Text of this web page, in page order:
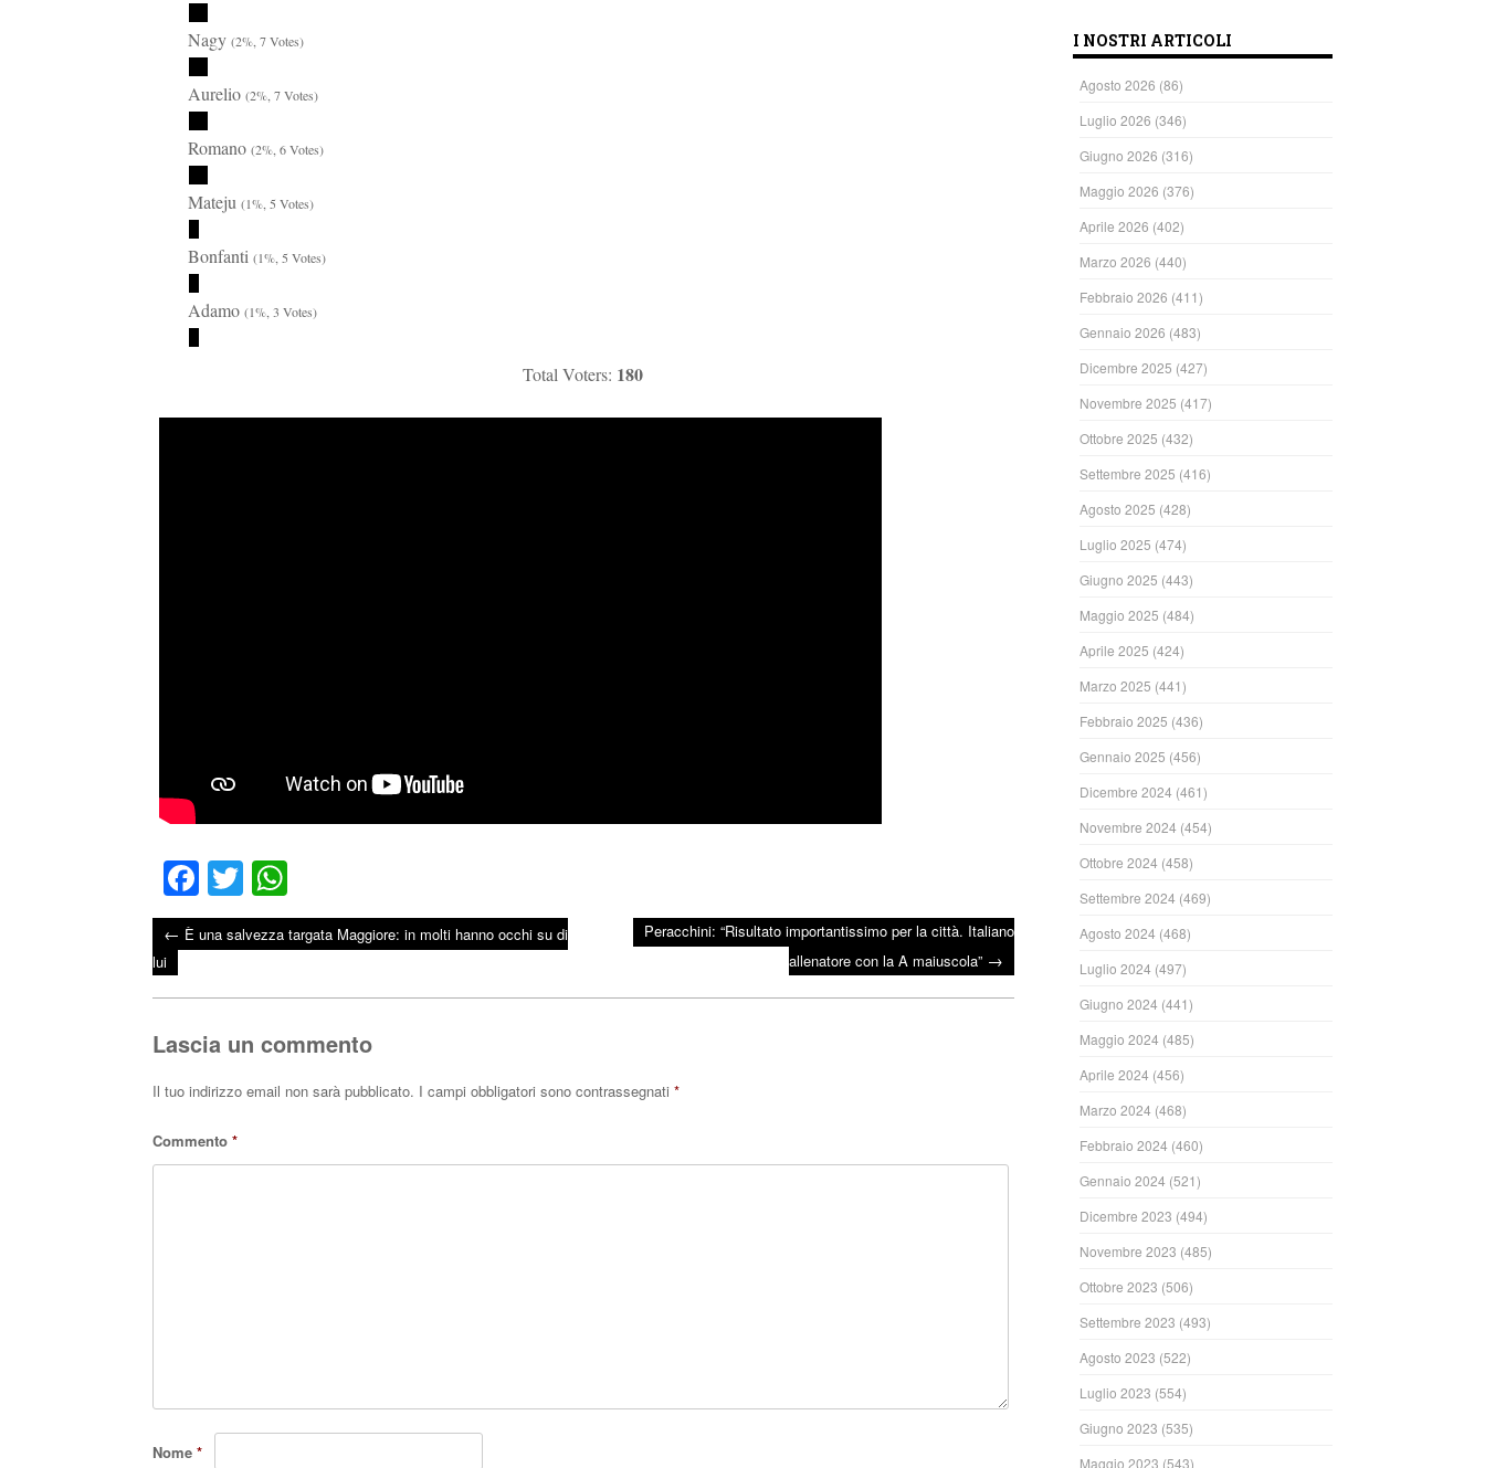
Nagy (2%, 7 Votes)
Aurelio (2%, 7 Votes)
Romano (2%, 6 Votes)
Mateju (1%, 5 Votes)
Bonfanti (1%, 5 Votes)
Adamo (1%, 3 Votes)
Total Voters: 180
Fa
ce
bo
T
wi
tte
ha
ts
Post navigation
← È una salvezza targata Maggiore: in molti hanno occhi su di
lui
Peracchini: “Risultato importantissimo per la città. Italiano
allenatore con la A maiuscola” →
Lascia un commento
Il tuo indirizzo email non sarà pubblicato. I campi obbligatori sono contrassegnati *
Commento *
Nome *
I NOSTRI ARTICOLI
Agosto 2026 (86)
Luglio 2026 (346)
Giugno 2026 (316)
Maggio 2026 (376)
Aprile 2026 (402)
Marzo 2026 (440)
Febbraio 2026 (411)
Gennaio 2026 (483)
Dicembre 2025 (427)
Novembre 2025 (417)
Ottobre 2025 (432)
Settembre 2025 (416)
Agosto 2025 (428)
Luglio 2025 (474)
Giugno 2025 (443)
Maggio 2025 (484)
Aprile 2025 (424)
Marzo 2025 (441)
Febbraio 2025 (436)
Gennaio 2025 (456)
Dicembre 2024 (461)
Novembre 2024 (454)
Ottobre 2024 (458)
Settembre 2024 (469)
Agosto 2024 (468)
Luglio 2024 (497)
Giugno 2024 (441)
Maggio 2024 (485)
Aprile 2024 (456)
Marzo 2024 (468)
Febbraio 2024 (460)
Gennaio 2024 (521)
Dicembre 2023 (494)
Novembre 2023 (485)
Ottobre 2023 (506)
Settembre 2023 (493)
Agosto 2023 (522)
Luglio 2023 (554)
Giugno 2023 (535)
Maggio 2023 (543)